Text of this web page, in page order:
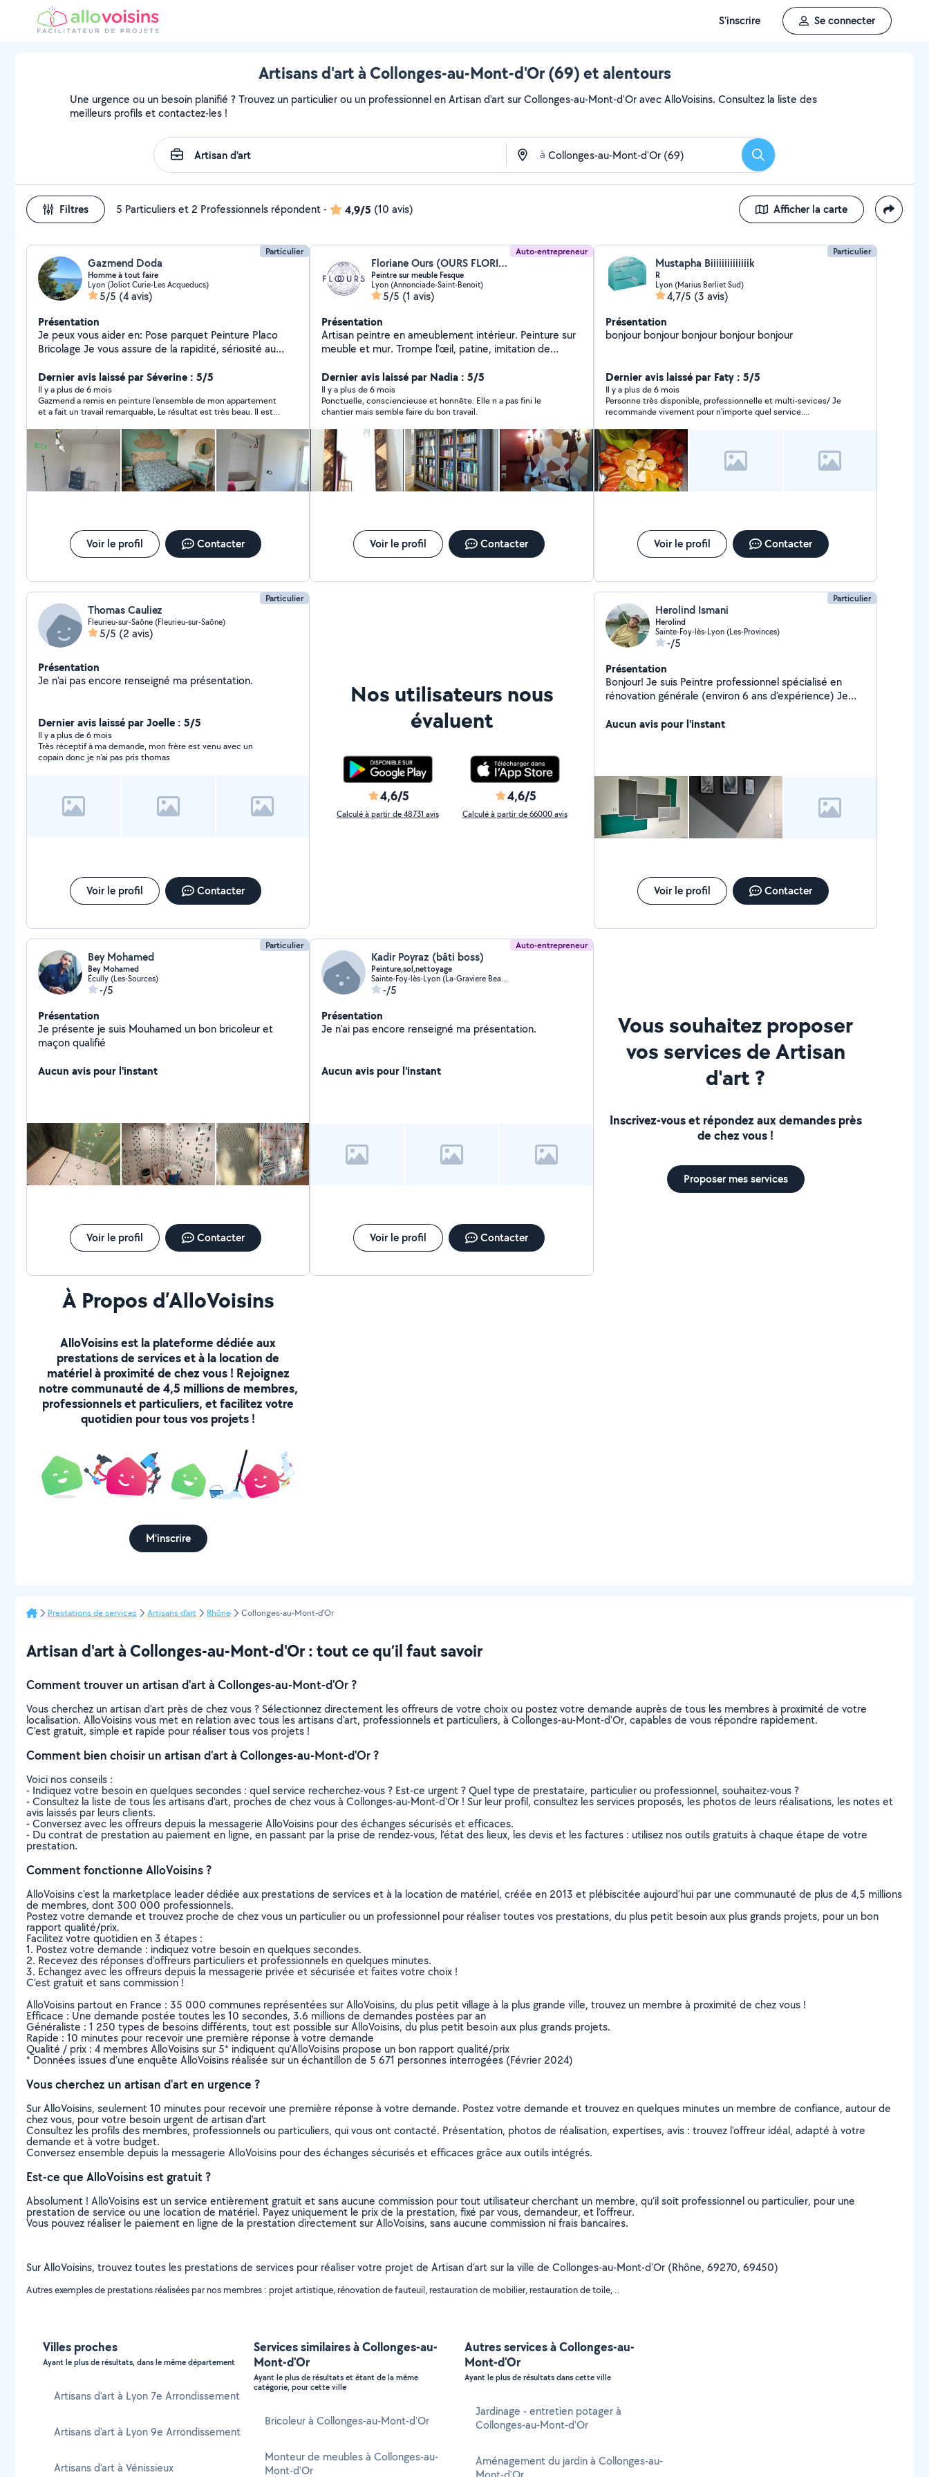
S'inscrire Se connecter
Artisans d'art à Collonges-au-Mont-d'Or (69) et alentours
Une urgence ou un besoin planifié ? Trouvez un particulier ou un professionnel en Artisan d'art sur Collonges-au-Mont-d'Or avec AlloVoisins. Consultez la liste des
meilleurs profils et contactez-les !
à Rechercher
Filtres 5 Particuliers et 2 Professionnels répondent- 4,9/5 (10 avis) Afficher la carte
Particulier
Gazmend Doda
Homme à tout faire
Lyon (Joliot Curie-Les Acqueducs)
5/5 (4 avis)
Présentation
Je peux vous aider en: Pose parquet Peinture Placo
Bricolage Je vous assure de la rapidité, sériosité au
Dernier avis laissé par Séverine : 5/5
Il y a plus de 6 mois
Gazmend a remis en peinture l’ensemble de mon appartement
et a fait un travail remarquable, Le résultat est très beau. Il est
Voir le profil Contacter
Auto-entrepreneur
Floriane Ours (OURS FLORIANE)
Peintre sur meuble Fesque
Lyon (Annonciade-Saint-Benoit)
5/5 (1 avis)
Présentation
Artisan peintre en ameublement intérieur. Peinture sur
meuble et mur. Trompe l'œil, patine, imitation de
meubles ou décorer une pièce.
Dernier avis laissé par Nadia : 5/5
Il y a plus de 6 mois
Ponctuelle, consciencieuse et honnête. Elle n a pas fini le
chantier mais semble faire du bon travail.
Voir le profil Contacter
Particulier
Mustapha Biiiiiiiiiiiiiik
R
Lyon (Marius Berliet Sud)
4,7/5 (3 avis)
Présentation
bonjour bonjour bonjour bonjour bonjour
Dernier avis laissé par Faty : 5/5
Il y a plus de 6 mois
Personne très disponible, professionnelle et multi-sevices/ Je
recommande vivement pour n'importe quel service....
Voir le profil Contacter
Particulier
Thomas Cauliez
Fleurieu-sur-Saône (Fleurieu-sur-Saône)
5/5 (2 avis)
Présentation
Je n'ai pas encore renseigné ma présentation.
Dernier avis laissé par Joelle : 5/5
Il y a plus de 6 mois
Très réceptif à ma demande, mon frère est venu avec un
copain donc je n'ai pas pris thomas
Voir le profil Contacter
Nos utilisateurs nous
évaluent
4,6/5
Calculé à partir de 48731 avis
4,6/5
Calculé à partir de 66000 avis
Particulier
Herolind Ismani
Herolind
Sainte-Foy-lès-Lyon (Les-Provinces)
-/5
Présentation
Bonjour! Je suis Peintre professionnel spécialisé en
rénovation générale (environ 6 ans d'expérience) Je
Aucun avis pour l'instant
Voir le profil Contacter
Particulier
Bey Mohamed
Bey Mohamed
Écully (Les-Sources)
-/5
Présentation
Je présente je suis Mouhamed un bon bricoleur et
maçon qualifié
Aucun avis pour l'instant
Voir le profil Contacter
Auto-entrepreneur
Kadir Poyraz (bâti boss)
Peinture,sol,nettoyage
Sainte-Foy-lès-Lyon (La-Graviere Beaunant)
-/5
Présentation
Je n'ai pas encore renseigné ma présentation.
Aucun avis pour l'instant
Voir le profil Contacter
Vous souhaitez proposer
vos services de Artisan
d'art ?
Inscrivez-vous et répondez aux demandes près
de chez vous !
Proposer mes services
À Propos d’AlloVoisins
AlloVoisins est la plateforme dédiée aux
prestations de services et à la location de
matériel à proximité de chez vous ! Rejoignez
notre communauté de 4,5 millions de membres,
professionnels et particuliers, et facilitez votre
quotidien pour tous vos projets !
M'inscrire
Prestations de services Artisans d'art Rhône Collonges-au-Mont-d'Or
Artisan d'art à Collonges-au-Mont-d'Or : tout ce qu’il faut savoir
Comment trouver un artisan d'art à Collonges-au-Mont-d'Or ?
Vous cherchez un artisan d'art près de chez vous ? Sélectionnez directement les offreurs de votre choix ou postez votre demande auprès de tous les membres à proximité de votre
localisation. AlloVoisins vous met en relation avec tous les artisans d'art, professionnels et particuliers, à Collonges-au-Mont-d'Or, capables de vous répondre rapidement.
C’est gratuit, simple et rapide pour réaliser tous vos projets !
Comment bien choisir un artisan d'art à Collonges-au-Mont-d'Or ?
Voici nos conseils :
- Indiquez votre besoin en quelques secondes : quel service recherchez-vous ? Est-ce urgent ? Quel type de prestataire, particulier ou professionnel, souhaitez-vous ?
- Consultez la liste de tous les artisans d'art, proches de chez vous à Collonges-au-Mont-d'Or ! Sur leur profil, consultez les services proposés, les photos de leurs réalisations, les notes et
avis laissés par leurs clients.
- Conversez avec les offreurs depuis la messagerie AlloVoisins pour des échanges sécurisés et efficaces.
- Du contrat de prestation au paiement en ligne, en passant par la prise de rendez-vous, l’état des lieux, les devis et les factures : utilisez nos outils gratuits à chaque étape de votre
prestation.
Comment fonctionne AlloVoisins ?
AlloVoisins c’est la marketplace leader dédiée aux prestations de services et à la location de matériel, créée en 2013 et plébiscitée aujourd’hui par une communauté de plus de 4,5 millions
de membres, dont 300 000 professionnels.
Postez votre demande et trouvez proche de chez vous un particulier ou un professionnel pour réaliser toutes vos prestations, du plus petit besoin aux plus grands projets, pour un bon
rapport qualité/prix.
Facilitez votre quotidien en 3 étapes :
1. Postez votre demande : indiquez votre besoin en quelques secondes.
2. Recevez des réponses d’offreurs particuliers et professionnels en quelques minutes.
3. Echangez avec les offreurs depuis la messagerie privée et sécurisée et faites votre choix !
C’est gratuit et sans commission !
AlloVoisins partout en France : 35 000 communes représentées sur AlloVoisins, du plus petit village à la plus grande ville, trouvez un membre à proximité de chez vous !
Efficace : Une demande postée toutes les 10 secondes, 3.6 millions de demandes postées par an
Généraliste : 1 250 types de besoins différents, tout est possible sur AlloVoisins, du plus petit besoin aux plus grands projets.
Rapide : 10 minutes pour recevoir une première réponse à votre demande
Qualité / prix : 4 membres AlloVoisins sur 5* indiquent qu’AlloVoisins propose un bon rapport qualité/prix
* Données issues d’une enquête AlloVoisins réalisée sur un échantillon de 5 671 personnes interrogées (Février 2024)
Vous cherchez un artisan d'art en urgence ?
Sur AlloVoisins, seulement 10 minutes pour recevoir une première réponse à votre demande. Postez votre demande et trouvez en quelques minutes un membre de confiance, autour de
chez vous, pour votre besoin urgent de artisan d'art
Consultez les profils des membres, professionnels ou particuliers, qui vous ont contacté. Présentation, photos de réalisation, expertises, avis : trouvez l'offreur idéal, adapté à votre
demande et à votre budget.
Conversez ensemble depuis la messagerie AlloVoisins pour des échanges sécurisés et efficaces grâce aux outils intégrés.
Est-ce que AlloVoisins est gratuit ?
Absolument ! AlloVoisins est un service entièrement gratuit et sans aucune commission pour tout utilisateur cherchant un membre, qu’il soit professionnel ou particulier, pour une
prestation de service ou une location de matériel. Payez uniquement le prix de la prestation, fixé par vous, demandeur, et l’offreur.
Vous pouvez réaliser le paiement en ligne de la prestation directement sur AlloVoisins, sans aucune commission ni frais bancaires.
Sur AlloVoisins, trouvez toutes les prestations de services pour réaliser votre projet de Artisan d'art sur la ville de Collonges-au-Mont-d'Or (Rhône, 69270, 69450)
Autres exemples de prestations réalisées par nos membres : projet artistique, rénovation de fauteuil, restauration de mobilier, restauration de toile, ..
Villes proches
Ayant le plus de résultats, dans le même département
Artisans d'art à Lyon 7e Arrondissement
Artisans d'art à Lyon 9e Arrondissement
Artisans d'art à Vénissieux
Services similaires à Collonges-au-
Mont-d'Or
Ayant le plus de résultats et étant de la même
catégorie, pour cette ville
Bricoleur à Collonges-au-Mont-d'Or
Monteur de meubles à Collonges-au-
Mont-d'Or
Autres services à Collonges-au-
Mont-d'Or
Ayant le plus de résultats dans cette ville
Jardinage - entretien potager à
Collonges-au-Mont-d'Or
Aménagement du jardin à Collonges-au-